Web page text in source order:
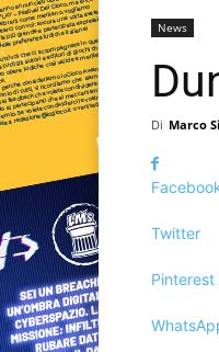
News
Di Marco
Twitter
Pinterest